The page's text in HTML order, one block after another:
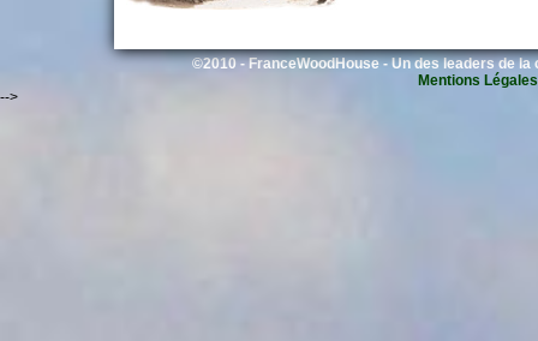
©2010 - FranceWoodHouse - Un des leaders de
Mentions Légales
-->